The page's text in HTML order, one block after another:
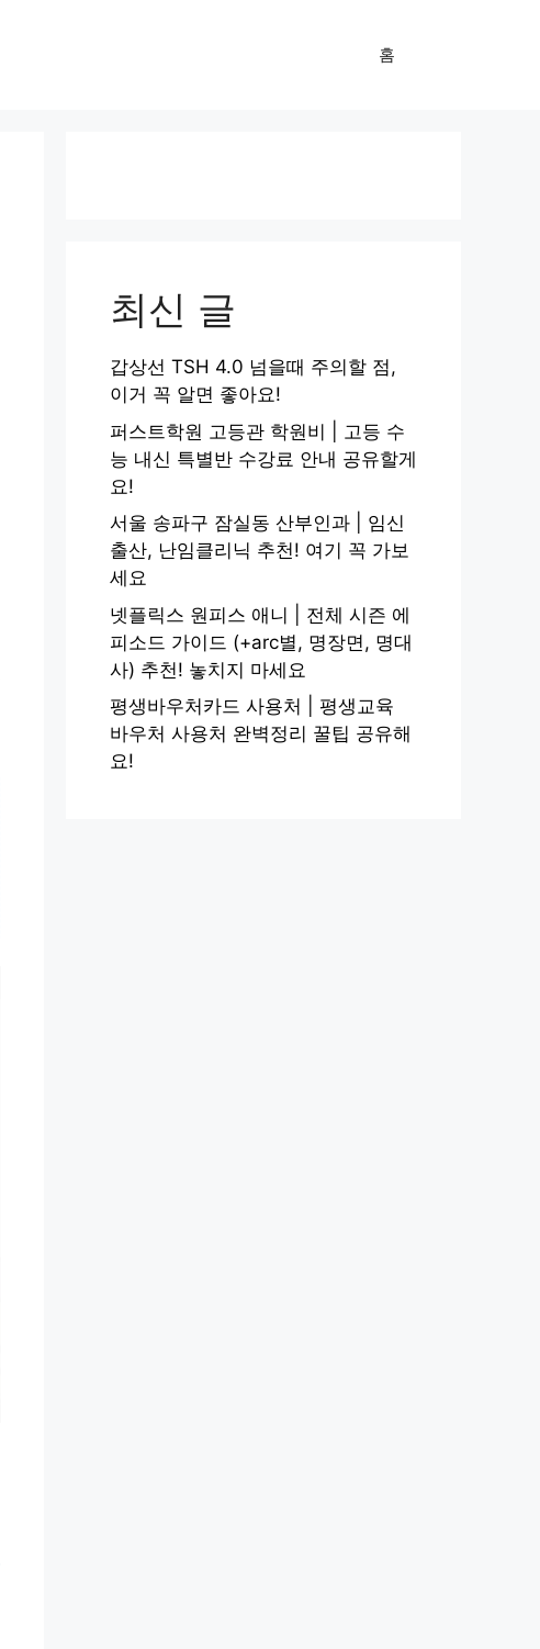
홈
최신 글
갑상선 TSH 4.0 넘을때 주의할 점,
이거 꼭 알면 좋아요!
퍼스트학원 고등관 학원비 | 고등 수
능 내신 특별반 수강료 안내 공유할게
요!
서울 송파구 잠실동 산부인과 | 임신
출산, 난임클리닉 추천! 여기 꼭 가보
세요
넷플릭스 원피스 애니 | 전체 시즌 에
피소드 가이드 (+arc별, 명장면, 명대
사) 추천! 놓치지 마세요
평생바우처카드 사용처 | 평생교육
바우처 사용처 완벽정리 꿀팁 공유해
요!